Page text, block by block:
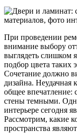
При проведении
внимание выбору
выглядеть слишком
подбор цвета таких
Сочетание должно
дизайна. Неудачная
общее впечатление:
стены темными.
интерьере сегодня
Рассмотрим, какие
пространства